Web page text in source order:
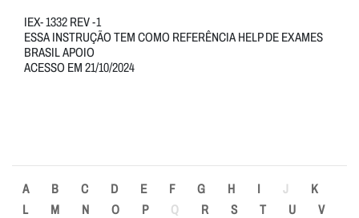
IEX- 1332 REV -1
ESSA INSTRUÇÃO TEM COMO REFERÊNCIA HELP DE EXAMES
BRASIL APOIO
ACESSO EM 21/10/2024
A B C D E F G H I J
K
L
M N O P Q R S T U
V